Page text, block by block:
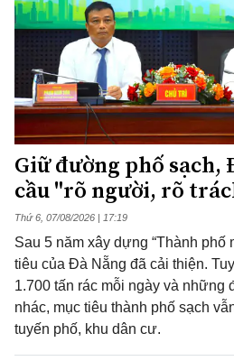
Giữ đường phố sạch,
cầu "rõ người, rõ
Thứ 6, 07/08/2026 | 17:19
Sau 5 năm xây dựng “Thành phố
tiêu của Đà Nẵng đã cải thiện.
1.700 tấn rác mỗi ngày và những
nhác, mục tiêu thành phố sạch
tuyến phố, khu dân cư.